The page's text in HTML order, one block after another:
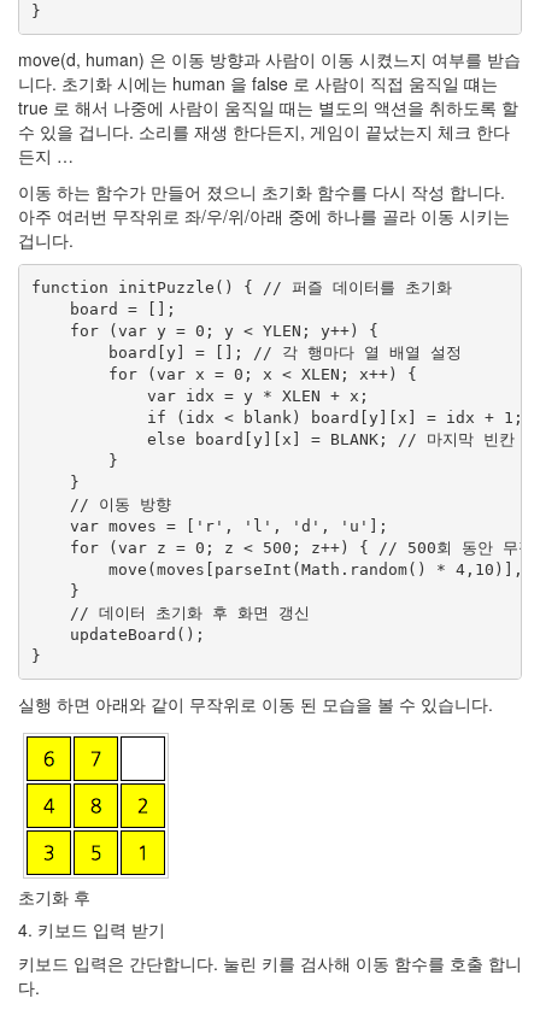
}
move(d, human) 은 이동 방향과 사람이 이동 시켰느지 여부를 받습
니다. 초기화 시에는 human 을 false 로 사람이 직접 움직일 떄는
true 로 해서 나중에 사람이 움직일 때는 별도의 액션을 취하도록 할
수 있을 겁니다. 소리를 재생 한다든지, 게임이 끝났는지 체크 한다
든지 …
이동 하는 함수가 만들어 졌으니 초기화 함수를 다시 작성 합니다.
아주 여러번 무작위로 좌/우/위/아래 중에 하나를 골라 이동 시키는
겁니다.
function initPuzzle() { // 퍼즐 데이터를 초기화
    board = [];
    for (var y = 0; y < YLEN; y++) {
        board[y] = []; // 각 행마다 열 배열 설정
        for (var x = 0; x < XLEN; x++) {
            var idx = y * XLEN + x;
if (idx < blank) board[y][x] = idx + 1; //
else board[y][x] = BLANK; // 마지막 빈칸 설
        }
    }
    // 이동 방향
    var moves = ['r', 'l', 'd', 'u'];
for (var z = 0; z < 500; z++) { // 500회 동안 무작
move(moves[parseInt(Math.random() * 4,10)],
    }
    // 데이터 초기화 후 화면 갱신
    updateBoard();
}
실행 하면 아래와 같이 무작위로 이동 된 모습을 볼 수 있습니다.
초기화 후
4. 키보드 입력 받기
키보드 입력은 간단합니다. 눌린 키를 검사해 이동 함수를 호출 합니
다.